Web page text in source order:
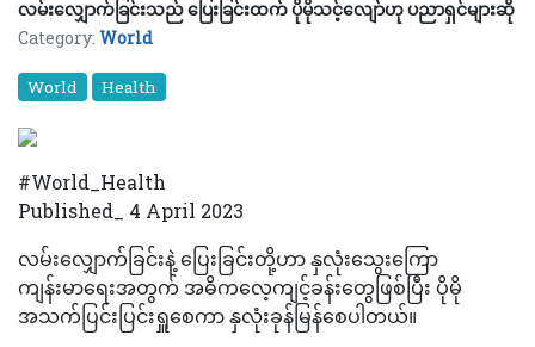
လမ်းလျှောက်ခြင်းသည် ပြေးခြင်းထက် ပိုမိုသင့်လျော်ဟု ပညာရှင်များဆို
Category: World
World Health
#World_Health
Published_ 4 April 2023
လမ်းလျှောက်ခြင်းနဲ့ ပြေးခြင်းတို့ဟာ နှလုံးသွေးကြော
ကျန်းမာရေးအတွက် အဓိကလေ့ကျင့်ခန်းတွေဖြစ်ပြီး ပိုမို
အသက်ပြင်းပြင်းရှူစေကာ နှလုံးခုန်မြန်စေပါတယ်။